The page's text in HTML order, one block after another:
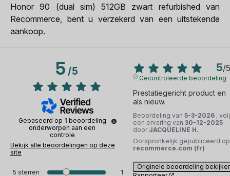
Honor 90 (dual sim) 512GB zwart refurbished van
Recommerce, bent u verzekerd van een uitstekende
aankoop.
5/5
Gebaseerd op 1 beoordeling
onderworpen aan een
controle
Bekijk alle beoordelingen op deze
site
5 sterren
1
5/5
Gecontroleerde beoordeling
Prestatiegericht product en
als nieuw.
Beoordeling van 5-3-2026 ,
een ervaring van 30-12-2025
door JACQUELINE H.
Oorspronkelijk gepubliceerd op
recommerce.com (fr)
Originele beoordeling